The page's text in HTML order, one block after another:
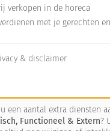
verkopen in de horeca
met je gerechten
& disclaimer
een aantal extra diensten
Functioneel & Extern?